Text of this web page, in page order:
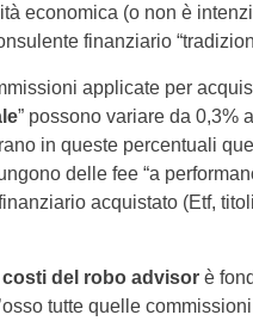
economica (o non è
finanziario
applicate per
” possono variare da 0,3%
in queste percentuali
delle fee “a
acquistato (Etf,
costi del robo advisor è
tutte quelle